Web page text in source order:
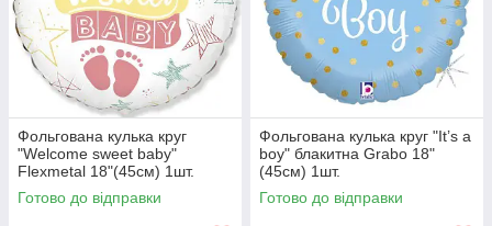
Фольгована кулька круг
"Welcome sweet baby"
Flexmetal 18"(45см) 1шт.
Готово до відправки
Фольгована кулька круг "It’s a
boy" блакитна Grabo 18"
(45см) 1шт.
Готово до відправки